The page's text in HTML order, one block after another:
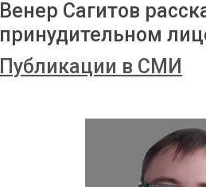
Венер Сагитов
принудительном
Публикации в СМИ